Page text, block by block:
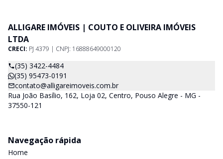
ALLIGARE IMÓVEIS | COUTO E OLIVEIRA IMÓVEIS
LTDA
CRECI: PJ 4379 | CNPJ: 16888649000120
(35) 3422-4484
(35) 95473-0191
contato@alligareimoveis.com.br
Rua João Basílio, 162, Loja 02, Centro, Pouso Alegre - MG -
37550-121
Navegação rápida
Home